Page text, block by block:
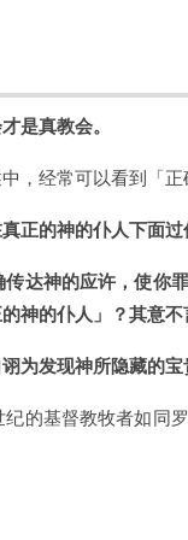
是真教会。
，经常可以看到「正
正的神的仆人下面过
达神的应许，使你
神的仆人」？其意不
诩为发现神所隐藏的
的基督教牧者如同